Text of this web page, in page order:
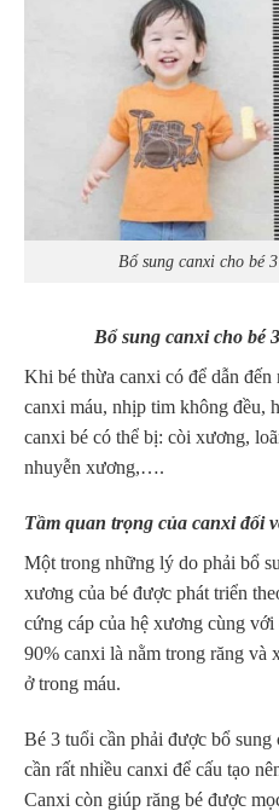
Bổ sung canxi cho bé
Bổ sung canxi cho bé
Khi bé thừa canxi có để dẫn
canxi máu, nhịp tim không đều,
canxi bé có thể bị: còi xương,
nhuyễn xương,….
Tầm quan trọng của canxi đối
Một trong những lý do phải bổ
xương của bé được phát triển
cứng cáp của hệ xương cùng
90% canxi là nằm trong răng và
ở trong máu.
Bé 3 tuổi cần phải được bổ
cần rất nhiều canxi để cấu tạo
Canxi còn giúp răng bé được